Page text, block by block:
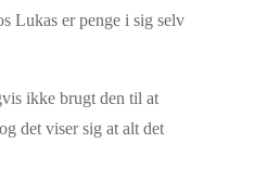
Lukas er penge i sig selv
ikke brugt den til at
det viser sig at alt det